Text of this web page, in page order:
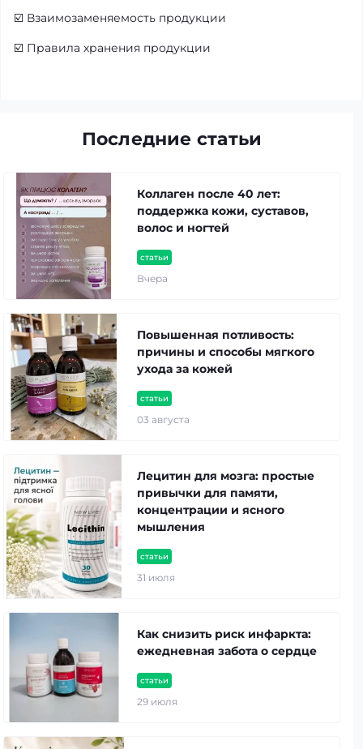
☑️ Взаимозаменяемость продукции
☑️ Правила хранения продукции
Последние статьи
статьи
Вчера
Коллаген после 40 лет:
поддержка кожи, суставов,
волос и ногтей
статьи
03 августа
Повышенная потливость:
причины и способы мягкого
ухода за кожей
статьи
31 июля
Лецитин для мозга: простые
привычки для памяти,
концентрации и ясного
мышления
статьи
29 июля
Как снизить риск инфаркта:
ежедневная забота о сердце